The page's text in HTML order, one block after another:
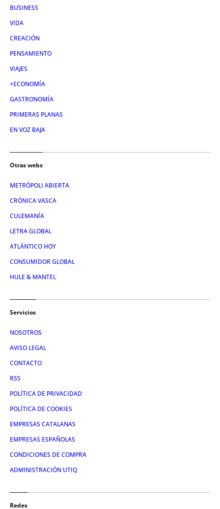
BUSINESS
VIDA
CREACIÓN
PENSAMIENTO
VIAJES
+ECONOMÍA
GASTRONOMÍA
PRIMERAS PLANAS
EN VOZ BAJA
Otras webs
METRÓPOLI ABIERTA
CRÓNICA VASCA
CULEMANÍA
LETRA GLOBAL
ATLÁNTICO HOY
CONSUMIDOR GLOBAL
HULE & MANTEL
Servicios
NOSOTROS
AVISO LEGAL
CONTACTO
RSS
POLÍTICA DE PRIVACIDAD
POLÍTICA DE COOKIES
EMPRESAS CATALANAS
EMPRESAS ESPAÑOLAS
CONDICIONES DE COMPRA
ADMINISTRACIÓN UTIQ
Redes